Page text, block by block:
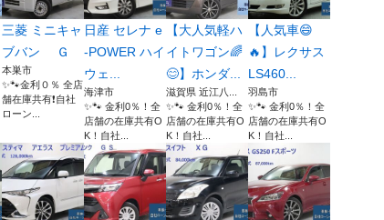
三菱 ミニキャ
ブバン Ｇ
本巣市
✨🐾金利０％ 全店
舗在庫共有❗️自社
ローン...
日産 セレナ e
-POWER ハイ
ウェ...
海津市
✨🐾 金利0％！全
店舗の在庫共有O
K！自社...
【大人気軽ハ
イトワゴン🌈
😊】ホンダ...
滋賀県 近江八...
✨🐾 金利0％！全
店舗の在庫共有O
K！自社...
【人気車😄
🔥】レクサス
LS460...
羽島市
✨🐾 金利0％！全
店舗の在庫共有O
K！自社...